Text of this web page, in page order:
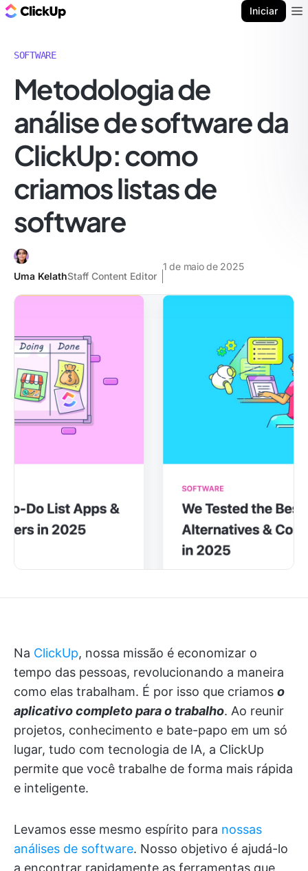
Iniciar
SOFTWARE
Metodologia de
análise de software da
ClickUp: como
criamos listas de
software
Uma KelathStaff Content Editor
1 de maio de 2025
Na ClickUp, nossa missão é economizar o
tempo das pessoas, revolucionando a maneira
como elas trabalham. É por isso que criamos o
aplicativo completo para o trabalho. Ao reunir
projetos, conhecimento e bate-papo em um só
lugar, tudo com tecnologia de IA, a ClickUp
permite que você trabalhe de forma mais rápida
e inteligente.
Levamos esse mesmo espírito para nossas
análises de software. Nosso objetivo é ajudá-lo
a encontrar rapidamente as ferramentas que